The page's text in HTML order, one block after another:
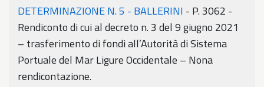
DETERMINAZIONE N. 5 - BALLERINI - P. 3062 -
Rendiconto di cui al decreto n. 3 del 9 giugno 2021
– trasferimento di fondi all’Autorità di Sistema
Portuale del Mar Ligure Occidentale – Nona
rendicontazione.